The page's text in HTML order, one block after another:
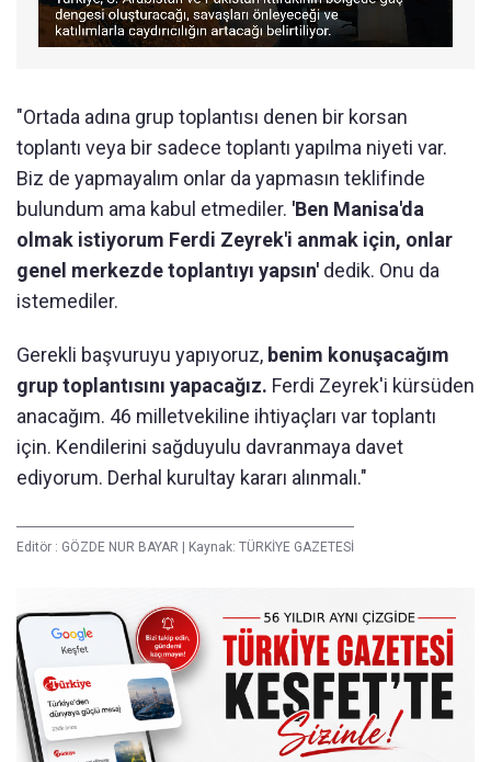
"Ortada adına grup toplantısı denen bir korsan
toplantı veya bir sadece toplantı yapılma niyeti var.
Biz de yapmayalım onlar da yapmasın teklifinde
bulundum ama kabul etmediler. 'Ben Manisa'da
olmak istiyorum Ferdi Zeyrek'i anmak için, onlar
genel merkezde toplantıyı yapsın' dedik. Onu da
istemediler.
Gerekli başvuruyu yapıyoruz, benim konuşacağım
grup toplantısını yapacağız. Ferdi Zeyrek'i kürsüden
anacağım. 46 milletvekiline ihtiyaçları var toplantı
için. Kendilerini sağduyulu davranmaya davet
ediyorum. Derhal kurultay kararı alınmalı."
Editör : GÖZDE NUR BAYAR Kaynak: TÜRKİYE GAZETESİ